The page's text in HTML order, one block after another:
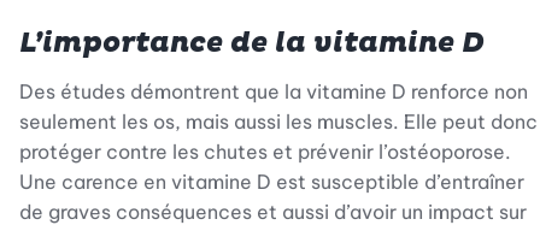
L’importance de la vitamine D
Des études démontrent que la vitamine D renforce non
seulement les os, mais aussi les muscles. Elle peut donc
protéger contre les chutes et prévenir l’ostéoporose.
Une carence en vitamine D est susceptible d’entraîner
de graves conséquences et aussi d’avoir un impact sur